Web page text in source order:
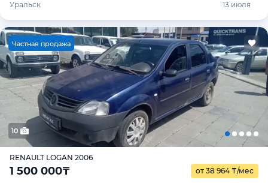
Уральск 13 июля
Частная продажа
10
RENAULT LOGAN 2006
1 500 000₸ от 38 964 ₸/мес